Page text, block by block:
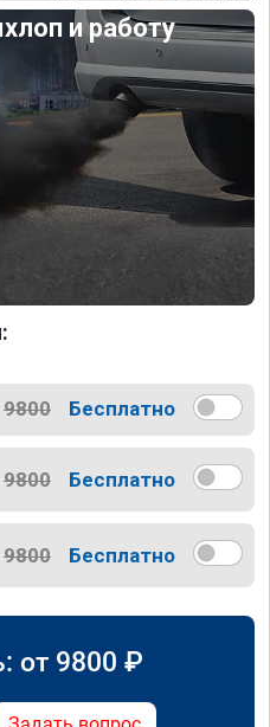
и работу
9800 Бесплатно
9800 Бесплатно
9800 Бесплатно
от 9800 ₽